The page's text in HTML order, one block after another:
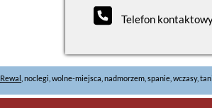
Telefon
Rewal , noclegi, wolne-miejsca, nadmorzem, spanie, wczasy,